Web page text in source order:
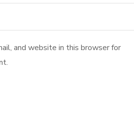
and website in this browser for